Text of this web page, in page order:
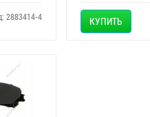
2883414-4 КУПИТЬ